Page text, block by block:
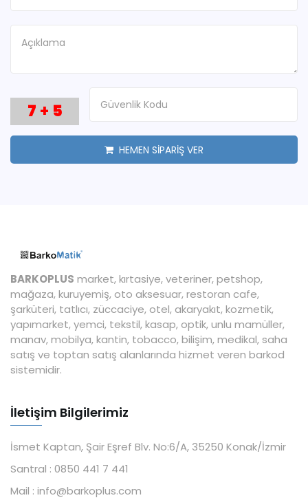
7 + 5
HEMEN SİPARİŞ VER
BARKOPLUS market, kırtasiye, veteriner, petshop,
mağaza, kuruyemiş, oto aksesuar, restoran cafe,
şarküteri, tatlıcı, züccaciye, otel, akaryakıt, kozmetik,
yapımarket, yemci, tekstil, kasap, optik, unlu mamüller,
manav, mobilya, kantin, tobacco, bilişim, medikal, saha
satış ve toptan satış alanlarında hizmet veren barkod
sistemidir.
İletişim Bilgilerimiz
İsmet Kaptan, Şair Eşref Blv. No:6/A, 35250 Konak/İzmir
Santral : 0850 441 7 441
Mail : info@barkoplus.com